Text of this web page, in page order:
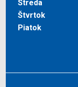
Streda
Štvrtok
Piatok